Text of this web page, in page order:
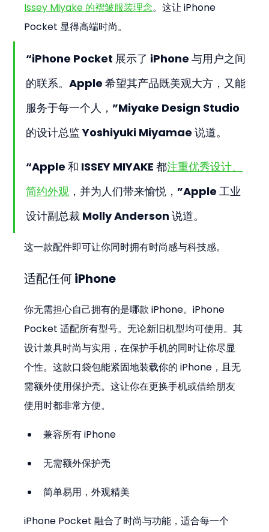
Issey Miyake 的褶皱服装理念。这让 iPhone
Pocket 显得高端时尚。
“iPhone Pocket 展示了 iPhone 与用户之间
的联系。Apple 希望其产品既美观大方，又能
服务于每一个人，”Miyake Design Studio
的设计总监 Yoshiyuki Miyamae 说道。
“Apple 和 ISSEY MIYAKE 都注重优秀设计、
简约外观 ，并为人们带来愉悦，”Apple 工业
设计副总裁 Molly Anderson 说道。
这一款配件即可让你同时拥有时尚感与科技感。
适配任何 iPhone
你无需担心自己拥有的是哪款 iPhone。iPhone
Pocket 适配所有型号。无论新旧机型均可使用。其
设计兼具时尚与实用，在保护手机的同时让你尽显
个性。这款口袋包能紧固地装载你的 iPhone，且无
需额外使用保护壳。这让你在更换手机或借给朋友
使用时都非常方便。
兼容所有 iPhone
无需额外保护壳
简单易用，外观精美
iPhone Pocket 融合了时尚与功能，适合每一个